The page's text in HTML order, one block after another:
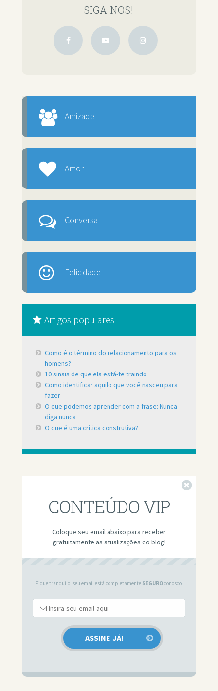
SIGA NOS!
Amizade
Amor
Conversa
Felicidade
Artigos populares
Como é o término do relacionamento para os
homens?
10 sinais de que ela está-te traindo
Como identificar aquilo que você nasceu para
fazer
O que podemos aprender com a frase: Nunca
diga nunca
O que é uma crítica construtiva?
CONTEÚDO VIP
Coloque seu email abaixo para receber
gratuitamente as atualizações do blog!
Fique tranquilo, seu email está completamente SEGUROconosco.